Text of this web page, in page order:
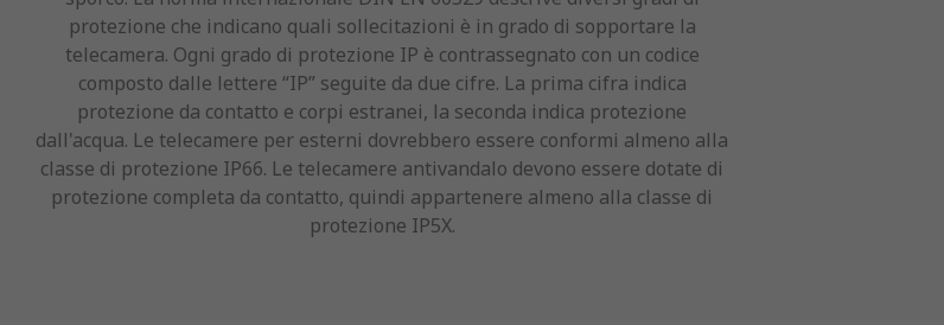
protezione che indicano quali sollecitazioni è in grado di sopportare la
telecamera. Ogni grado di protezione IP è contrassegnato con un codice
composto dalle lettere “IP” seguite da due cifre. La prima cifra indica
protezione da contatto e corpi estranei, la seconda indica protezione
dall'acqua. Le telecamere per esterni dovrebbero essere conformi almeno alla
classe di protezione IP66. Le telecamere antivandalo devono essere dotate di
protezione completa da contatto, quindi appartenere almeno alla classe di
protezione IP5X.